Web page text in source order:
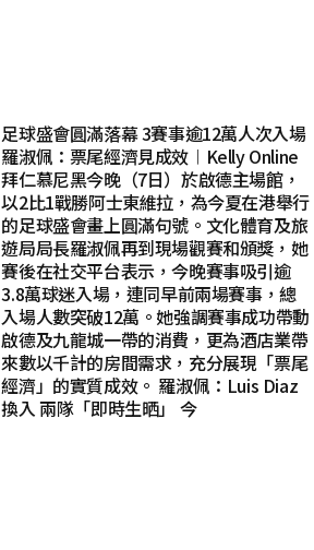
足球盛會圓滿落幕 3賽事逾12萬人次入場
羅淑佩：票尾經濟見成效︱Kelly Online
拜仁慕尼黑今晚（7日）於啟德主場館，
以2比1戰勝阿士東維拉，為今夏在港舉行
的足球盛會畫上圓滿句號。文化體育及旅
遊局局長羅淑佩再到現場觀賽和頒獎，她
賽後在社交平台表示，今晚賽事吸引逾
3.8萬球迷入場，連同早前兩場賽事，總
入場人數突破12萬。她強調賽事成功帶動
啟德及九龍城一帶的消費，更為酒店業帶
來數以千計的房間需求，充分展現「票尾
經濟」的實質成效。 羅淑佩：Luis Diaz
換入 兩隊「即時生晒」 今